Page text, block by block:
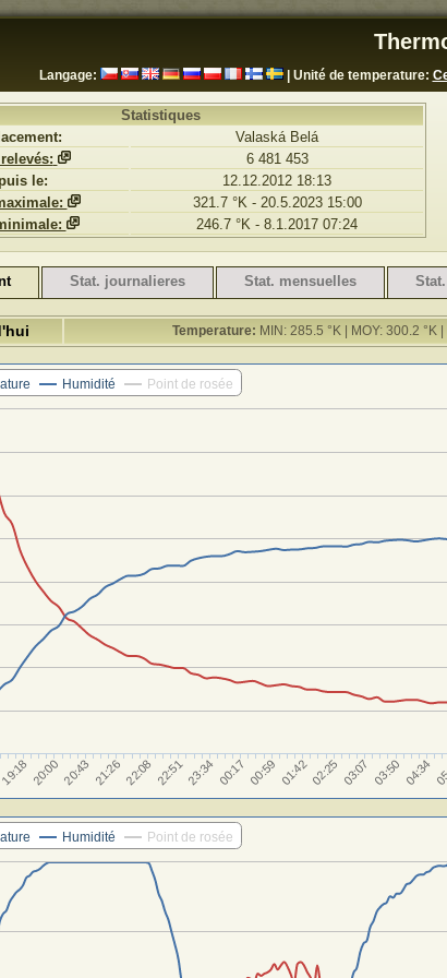
Langage: | Unité de temperature:
Statistiques
Valaská Belá
6 481 453
le:
12.12.2012 18:13
321.7 °K - 20.5.2023 15:00
246.7 °K - 8.1.2017 07:24
Stat. journalieres Stat. mensuelles
Temperature: MIN: 285.5 °K | MOY: 300.2 °K
Humidité Point de rosée
19:18 20:00 20:43 21:26 22:08 22:5123:34 00:17 00:59 01:4202:25 03:07 03:50 04:34
Humidité Point de rosée